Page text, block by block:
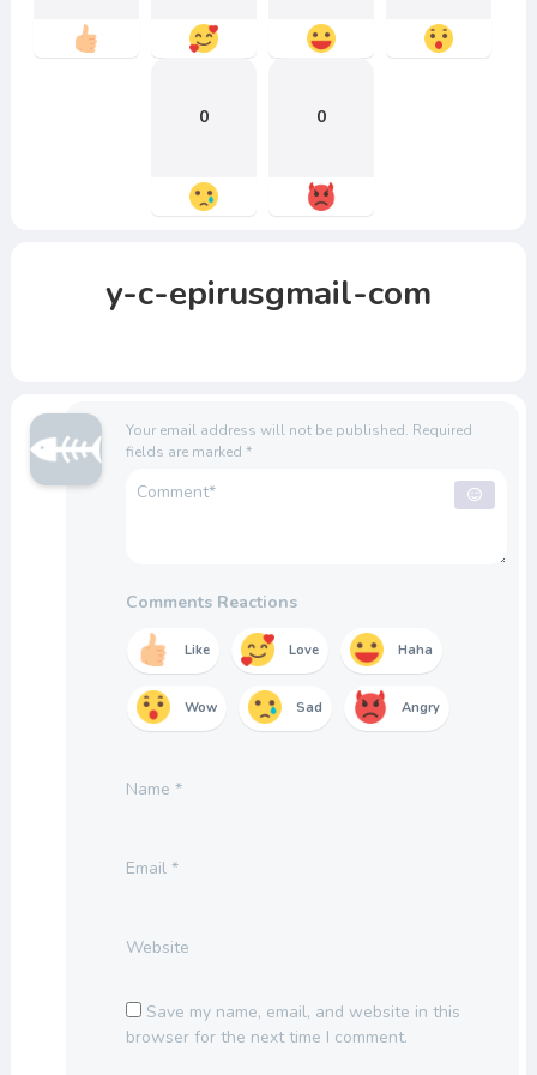
0 0
y-c-epirusgmail-com
Your email address will not be published. Required
fields are marked *
Comments Reactions
Like Love Haha
Wow Sad Angry
Name *
Email *
Website
Save my name, email, and website in this
browser for the next time I comment.